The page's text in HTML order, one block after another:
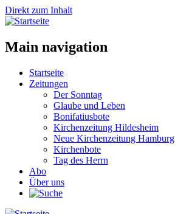
Direkt zum Inhalt
Main navigation
Startseite
Zeitungen
Der Sonntag
Glaube und Leben
Bonifatiusbote
Kirchenzeitung Hildesheim
Neue Kirchenzeitung Hamburg
Kirchenbote
Tag des Herrn
Abo
Über uns